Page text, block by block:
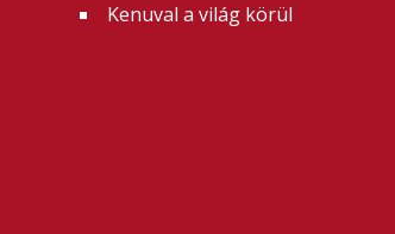
Kenuval a világ körül